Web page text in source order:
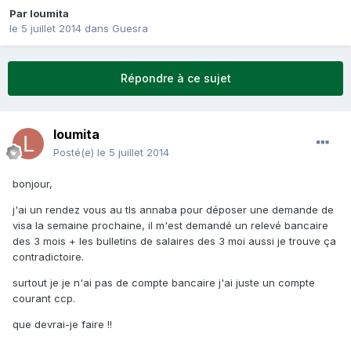
Par loumita
le 5 juillet 2014 dans Guesra
Répondre à ce sujet
loumita
Posté(e) le 5 juillet 2014
bonjour,
j'ai un rendez vous au tls annaba pour déposer une demande de
visa la semaine prochaine, il m'est demandé un relevé bancaire
des 3 mois + les bulletins de salaires des 3 moi aussi je trouve ça
contradictoire.
surtout je je n'ai pas de compte bancaire j'ai juste un compte
courant ccp.
que devrai-je faire !!